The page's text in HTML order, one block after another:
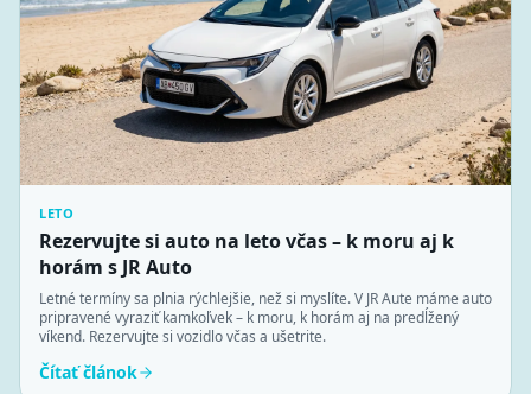
LETO
Rezervujte si auto na leto včas – k moru aj k
horám s JR Auto
Letné termíny sa plnia rýchlejšie, než si myslíte. V JR Aute máme auto
pripravené vyraziť kamkoľvek – k moru, k horám aj na predĺžený
víkend. Rezervujte si vozidlo včas a ušetrite.
Čítať článok